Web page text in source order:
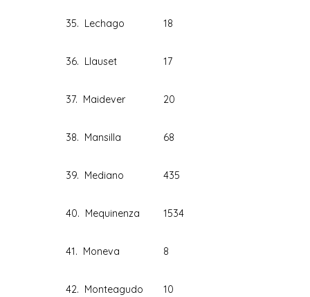
35. Lechago 18
36. Llauset 17
37. Maidever 20
38. Mansilla 68
39. Mediano 435
40. Mequinenza 1534
41. Moneva 8
42. Monteagudo 10